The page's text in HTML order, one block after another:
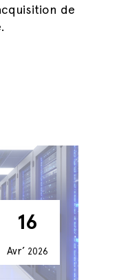
de
16
Avr’ 2026